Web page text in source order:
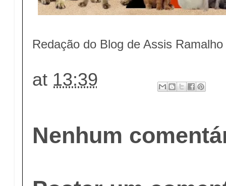
Redação do Blog de Assis Ramalho
at 13:39
Nenhum